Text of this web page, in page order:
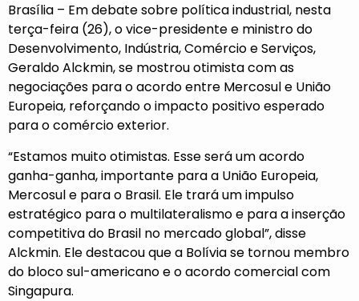
Brasília – Em debate sobre política industrial, nesta
terça-feira (26), o vice-presidente e ministro do
Desenvolvimento, Indústria, Comércio e Serviços,
Geraldo Alckmin, se mostrou otimista com as
negociações para o acordo entre Mercosul e União
Europeia, reforçando o impacto positivo esperado
para o comércio exterior.
“Estamos muito otimistas. Esse será um acordo
ganha-ganha, importante para a União Europeia,
Mercosul e para o Brasil. Ele trará um impulso
estratégico para o multilateralismo e para a inserção
competitiva do Brasil no mercado global”, disse
Alckmin. Ele destacou que a Bolívia se tornou membro
do bloco sul-americano e o acordo comercial com
Singapura.